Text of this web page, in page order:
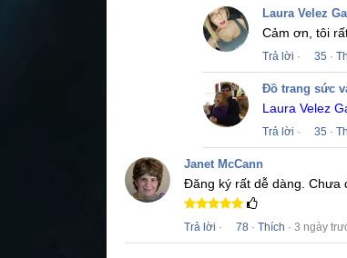
Laura Velez
Cảm ơn, tôi
Trả lời · 35 ·
Đồ trang sức
Laura Velez
Trả lời · 35 ·
Janet McCann
Đăng ký rất dễ dàng. Chưa
Trả lời · 78 · Thích · 3 ngày